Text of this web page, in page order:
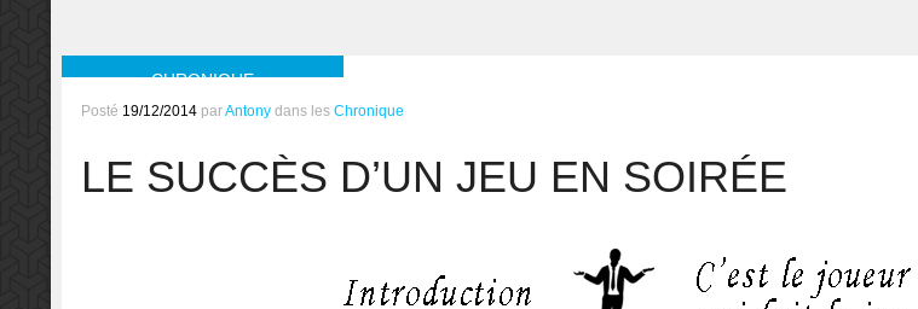
CHRONIQUE
Posté 19/12/2014 parAntony dans les Chronique
LE SUCCÈS D’UN JEU EN SOIRÉE